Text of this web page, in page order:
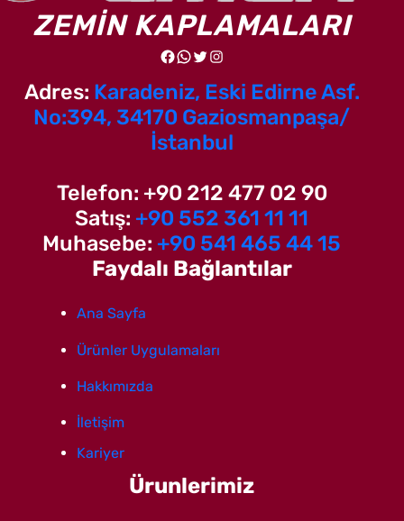
ZEMİN KAPLAMALARI
Facebook WhatsApp Twitter Instagram
Adres: Karadeniz, Eski Edirne Asf.
No:394, 34170 Gaziosmanpaşa/
İstanbul
Telefon: +90 212 477 02 90
Satış: +90 552 361 11 11
Muhasebe: +90 541 465 44 15
Faydalı Bağlantılar
Ana Sayfa
Ürünler Uygulamaları
Hakkımızda
İletişim
Kariyer
Ürunlerimiz